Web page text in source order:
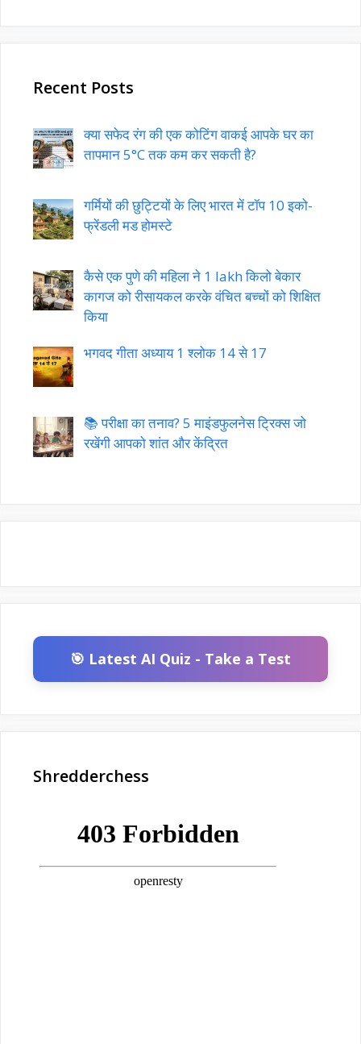
Recent Posts
क्या सफेद रंग की एक कोटिंग वाकई आपके घर का
तापमान 5°C तक कम कर सकती है?
गर्मियों की छुट्टियों के लिए भारत में टॉप 10 इको-
फ्रेंडली मड होमस्टे
कैसे एक पुणे की महिला ने 1 lakh किलो बेकार
कागज को रीसायकल करके वंचित बच्चों को शिक्षित
किया
भगवद गीता अध्याय 1 श्लोक 14 से 17
📚 परीक्षा का तनाव? 5 माइंडफुलनेस ट्रिक्स जो
रखेंगी आपको शांत और केंद्रित
🎯 Latest AI Quiz - Take a Test
Shredderchess